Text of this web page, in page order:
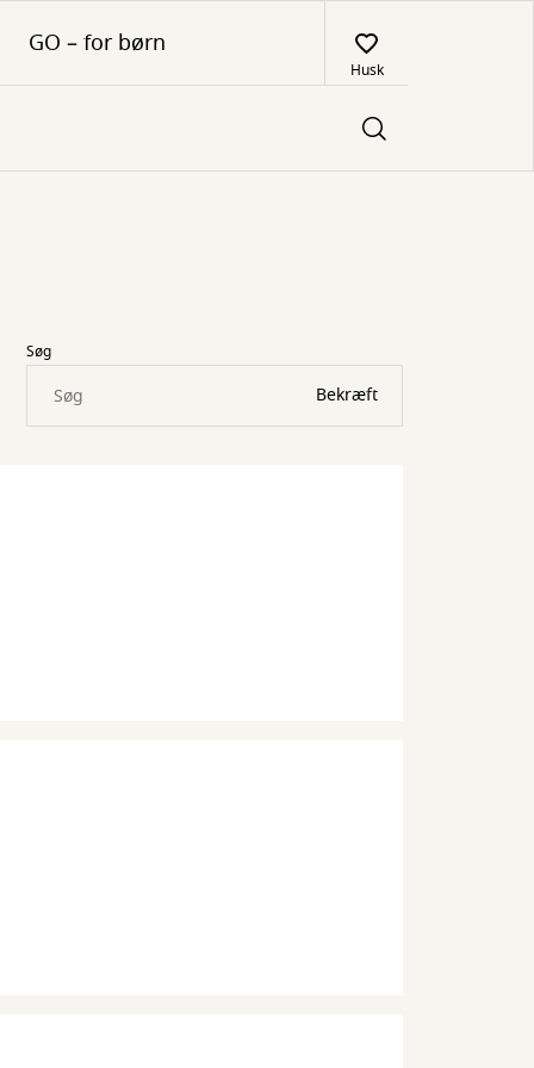
GO – for børn
Husk
Søg